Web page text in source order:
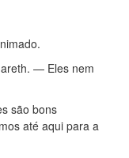
— Eles nem
são bons
até aqui para a